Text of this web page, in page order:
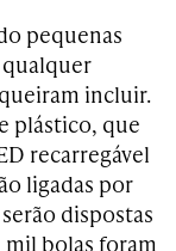
pequenas
qualquer
incluir.
plástico, que
recarregável
ligadas por
dispostas
mil bolas foram